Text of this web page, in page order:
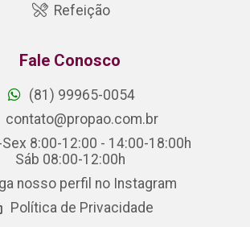
Refeição
Fale Conosco
(81) 99965-0054
contato@propao.com.br
8:00-12:00 - 14:00-18:00h
Sáb 08:00-12:00h
nosso perfil no Instagram
Política de Privacidade